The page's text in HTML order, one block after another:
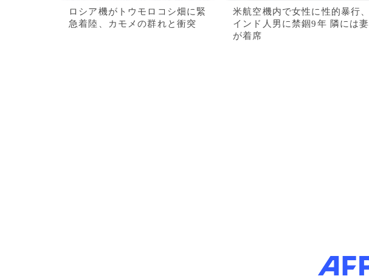
ロシア機がトウモロコシ畑に緊
急着陸、カモメの群れと衝突
米航空機内で女性に性的暴行、
インド人男に禁錮9年 隣には妻
が着席